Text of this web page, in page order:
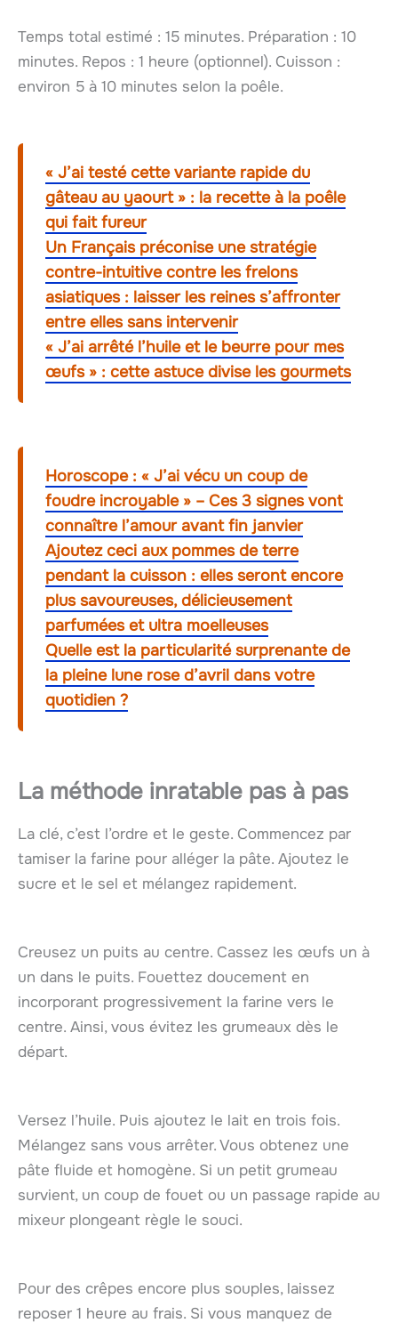
Temps total estimé : 15 minutes. Préparation : 10
minutes. Repos : 1 heure (optionnel). Cuisson :
environ 5 à 10 minutes selon la poêle.
« J’ai testé cette variante rapide du
gâteau au yaourt » : la recette à la poêle
qui fait fureur
Un Français préconise une stratégie
contre-intuitive contre les frelons
asiatiques : laisser les reines s’affronter
entre elles sans intervenir
« J’ai arrêté l’huile et le beurre pour mes
œufs » : cette astuce divise les gourmets
Horoscope : « J’ai vécu un coup de
foudre incroyable » – Ces 3 signes vont
connaître l’amour avant fin janvier
Ajoutez ceci aux pommes de terre
pendant la cuisson : elles seront encore
plus savoureuses, délicieusement
parfumées et ultra moelleuses
Quelle est la particularité surprenante de
la pleine lune rose d’avril dans votre
quotidien ?
La méthode inratable pas à pas
La clé, c’est l’ordre et le geste. Commencez par
tamiser la farine pour alléger la pâte. Ajoutez le
sucre et le sel et mélangez rapidement.
Creusez un puits au centre. Cassez les œufs un à
un dans le puits. Fouettez doucement en
incorporant progressivement la farine vers le
centre. Ainsi, vous évitez les grumeaux dès le
départ.
Versez l’huile. Puis ajoutez le lait en trois fois.
Mélangez sans vous arrêter. Vous obtenez une
pâte fluide et homogène. Si un petit grumeau
survient, un coup de fouet ou un passage rapide au
mixeur plongeant règle le souci.
Pour des crêpes encore plus souples, laissez
reposer 1 heure au frais. Si vous manquez de